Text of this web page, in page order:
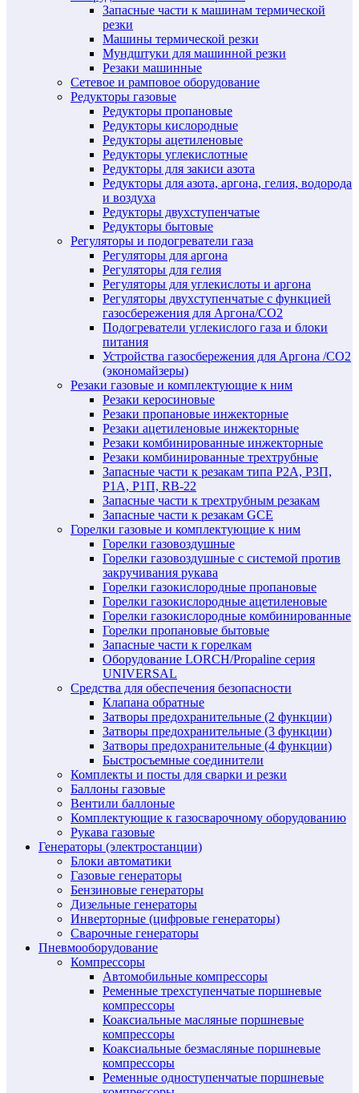
Запасные части к машинам термической
резки
Машины термической резки
Мундштуки для машинной резки
Резаки машинные
Сетевое и рамповое оборудование
Редукторы газовые
Редукторы пропановые
Редукторы кислородные
Редукторы ацетиленовые
Редукторы углекислотные
Редукторы для закиси азота
Редукторы для азота, аргона, гелия, водорода
и воздуха
Редукторы двухступенчатые
Редукторы бытовые
Регуляторы и подогреватели газа
Регуляторы для аргона
Регуляторы для гелия
Регуляторы для углекислоты и аргона
Регуляторы двухступенчатые c функцией
газосбережения для Аргона/СО2
Подогреватели углекислого газа и блоки
питания
Устройства газосбережения для Аргона /СО2
(экономайзеры)
Резаки газовые и комплектующие к ним
Резаки керосиновые
Резаки пропановые инжекторные
Резаки ацетиленовые инжекторные
Резаки комбинированные инжекторные
Резаки комбинированные трехтрубные
Запасные части к резакам типа Р2А, Р3П,
Р1А, Р1П, RB-22
Запасные части к трехтрубным резакам
Запасные части к резакам GCE
Горелки газовые и комплектующие к ним
Горелки газовоздушные
Горелки газовоздушные с системой против
закручивания рукава
Горелки газокислородные пропановые
Горелки газокислородные ацетиленовые
Горелки газокислородные комбинированные
Горелки пропановые бытовые
Запасные части к горелкам
Оборудование LORCH/Propaline серия
UNIVERSAL
Средства для обеспечения безопасности
Клапана обратные
Затворы предохранительные (2 функции)
Затворы предохранительные (3 функции)
Затворы предохранительные (4 функции)
Быстросъемные соединители
Комплекты и посты для сварки и резки
Баллоны газовые
Вентили баллоные
Комплектующие к газосварочному оборудованию
Рукава газовые
Генераторы (электростанции)
Блоки автоматики
Газовые генераторы
Бензиновые генераторы
Дизельные генераторы
Инверторные (цифровые генераторы)
Сварочные генераторы
Пневмооборудование
Компрессоры
Автомобильные компрессоры
Ременные трехступенчатые поршневые
компрессоры
Коаксиальные масляные поршневые
компрессоры
Коаксиальные безмасляные поршневые
компрессоры
Ременные одноступенчатые поршневые